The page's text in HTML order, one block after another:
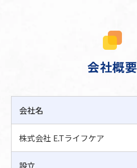
会社概要
会社名
株式会社 E.Tライフケア
設立